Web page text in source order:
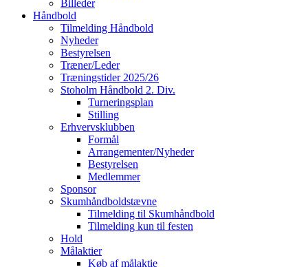
Billeder
Håndbold
Tilmelding Håndbold
Nyheder
Bestyrelsen
Træner/Leder
Træningstider 2025/26
Stoholm Håndbold 2. Div.
Turneringsplan
Stilling
Erhvervsklubben
Formål
Arrangementer/Nyheder
Bestyrelsen
Medlemmer
Sponsor
Skumhåndboldstævne
Tilmelding til Skumhåndbold
Tilmelding kun til festen
Hold
Målaktier
Køb af målaktie